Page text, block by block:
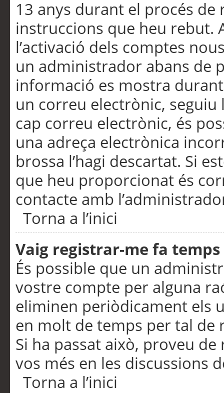
13 anys durant el procés de
instruccions que heu rebut.
l’activació dels comptes
un administrador abans de
informació es mostra
un correu electrònic,
cap correu electrònic, és
una adreça electrònica
brossa l’hagi descartat. Si
que heu proporcionat és
contacte amb
Torna a l’inici
Vaig registrar-me fa
És possible que un
vostre compte per alguna
eliminen periòdicament els
en molt de temps per tal de
Si ha passat això, proveu
vos més en les discussions
Torna a l’inici